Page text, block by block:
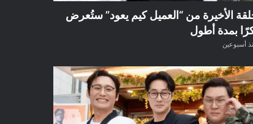
الأخيرة من “العميل كيم يعود” ستُعرض
بمدة أطول
أسبوعين